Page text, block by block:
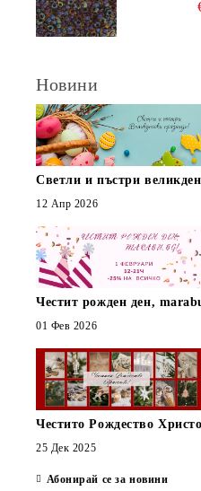
Новини
Светли и пъстри
12 Апр 2026
Честит рожден ден,
01 Фев 2026
Честито Рождество
25 Дек 2025
Абонирай се за новини